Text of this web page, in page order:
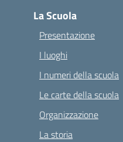
La Scuola
Presentazione
I luoghi
I numeri della scuola
Le carte della scuola
Organizzazione
La storia